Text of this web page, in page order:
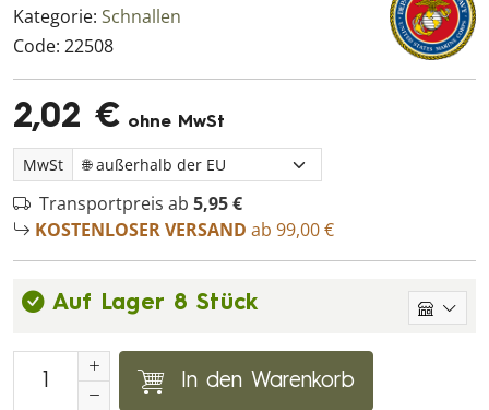
Kategorie: Schnallen
Code: 22508
2,02 € ohne MwSt
MwSt
Transportpreis ab 5,95 €
KOSTENLOSER VERSAND ab 99,00 €
Auf Lager 8 Stück
In den Warenkorb